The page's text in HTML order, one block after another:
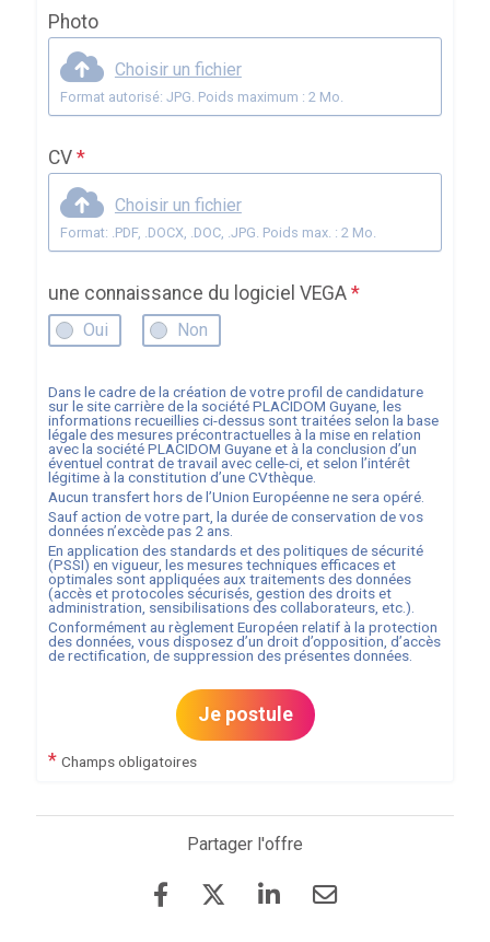
Photo
Choisir un fichier
Format autorisé: JPG. Poids maximum : 2 Mo.
CV *
Choisir un fichier
Format: .PDF, .DOCX, .DOC, .JPG. Poids max. : 2 Mo.
une connaissance du logiciel VEGA *
Oui Non
Dans le cadre de la création de votre profil de candidature
sur le site carrière de la sociétéPLACIDOM Guyane, les
informations recueillies ci-dessus sont traitées selon la base
légale des mesures précontractuelles à la mise en relation
avec la sociétéPLACIDOM Guyaneet à la conclusion d’un
éventuel contrat de travail avec celle-ci, et selon l’intérêt
légitime à la constitution d’une CVthèque.
Aucun transfert hors de l’Union Européenne ne sera opéré.
Sauf action de votre part, la durée de conservation de vos
données n’excède pas 2 ans.
En application des standards et des politiques de sécurité
(PSSI) en vigueur, les mesures techniques efficaces et
optimales sont appliquées aux traitements des données
(accès et protocoles sécurisés, gestion des droits et
administration, sensibilisations des collaborateurs, etc.).
Conformément au règlement Européen relatif à la protection
des données, vous disposez d’un droit d’opposition, d’accès
de rectification, de suppression des présentes données.
Je postule
* Champs obligatoires
Partager l'offre